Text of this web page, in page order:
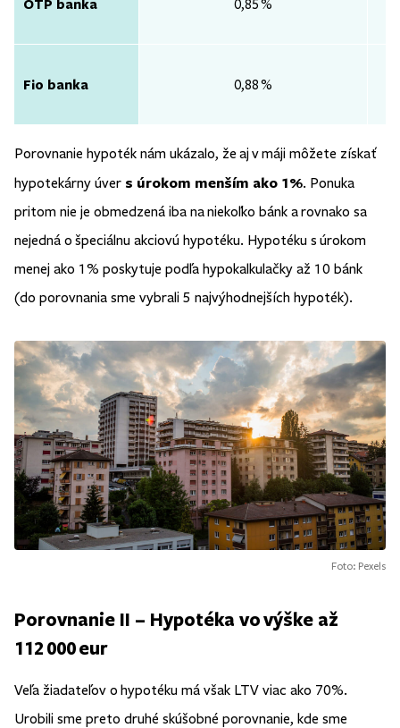
OTP banka
Fio banka
0,85 %
0,88 %
Porovnanie hypoték nám ukázalo, že aj v máji môžete získať
hypotekárny úver s úrokom menším ako 1%. Ponuka
pritom nie je obmedzená iba na niekoľko bánk a rovnako sa
nejedná o špeciálnu akciovú hypotéku. Hypotéku s úrokom
menej ako 1% poskytuje podľa hypokalkulačky až 10 bánk
(do porovnania sme vybrali 5 najvýhodnejších hypoték).
Foto: Pexels
Porovnanie II – Hypotéka vo výške až
112 000 eur
Veľa žiadateľov o hypotéku má však LTV viac ako 70%.
Urobili sme preto druhé skúšobné porovnanie, kde sme